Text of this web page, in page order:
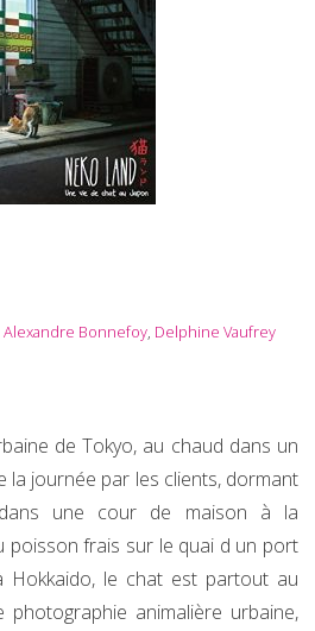
Alexandre Bonnefoy, Delphine Vaufrey
de Tokyo, au chaud dans un
la journée par les clients, dormant
une cour de maison à la
poisson frais sur le quai d un port
Hokkaido, le chat est partout au
photographie animalière urbaine,